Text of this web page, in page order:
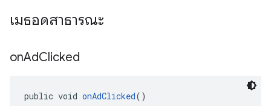
เมธอดสาธารณะ
onAdClicked
public void onAdClicked()